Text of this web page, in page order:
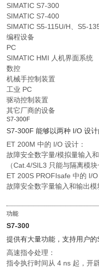
SIMATIC S7-300
SIMATIC S7-400
SIMATIC S5-115U/H、S5-
编程设备
PC
SIMATIC HMI 人机界面系统
数控
机械手控制装置
工业 PC
驱动控制装置
其它厂商的设备
S7-300F
S7-300F 能够以两种 I/O 设计
ET 200M 中的 I/O 设计：
故障安全数字量/模拟量输入
（Cat.4/SIL3 只能与隔离模块
ET 200S PROFIsafe 中的 I/O
故障安全数字量输入和输出
功能
S7-300
提供有大量功能，支持用户的
高速指令处理：
指令执行时间从 4 ns 起，开